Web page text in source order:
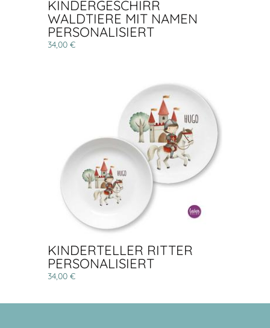
KINDERGESCHIRR
WALDTIERE MIT NAMEN
PERSONALISIERT
34,00 €
KINDERTELLER RITTER
PERSONALISIERT
34,00 €